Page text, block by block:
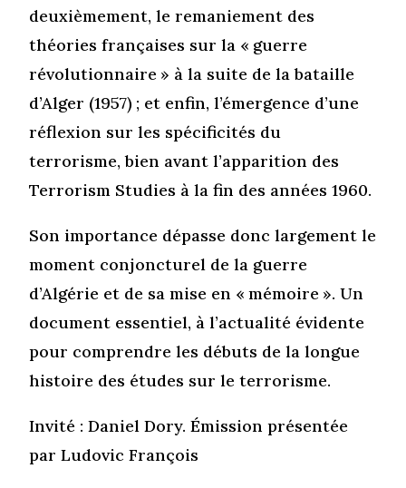
deuxièmement, le remaniement des
théories françaises sur la « guerre
révolutionnaire » à la suite de la bataille
d’Alger (1957) ; et enfin, l’émergence d’une
réflexion sur les spécificités du
terrorisme, bien avant l’apparition des
Terrorism Studies à la fin des années 1960.
Son importance dépasse donc largement le
moment conjoncturel de la guerre
d’Algérie et de sa mise en « mémoire ». Un
document essentiel, à l’actualité évidente
pour comprendre les débuts de la longue
histoire des études sur le terrorisme.
Invité : Daniel Dory. Émission présentée
par Ludovic François